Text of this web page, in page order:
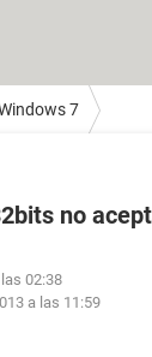
7
no
02:38
a las 11:59